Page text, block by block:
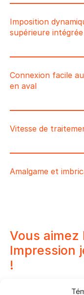
Imposition
supérieure intégrée
Connexion facile
en aval
Vitesse de
Amalgame et
Vous aimez
Impression
!